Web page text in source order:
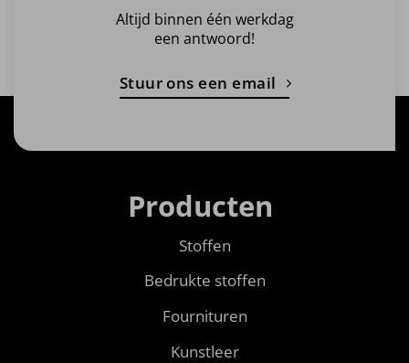
Altijd binnen één werkdag
een antwoord!
Stuur ons een email
Producten
Stoffen
Bedrukte stoffen
Fournituren
Kunstleer